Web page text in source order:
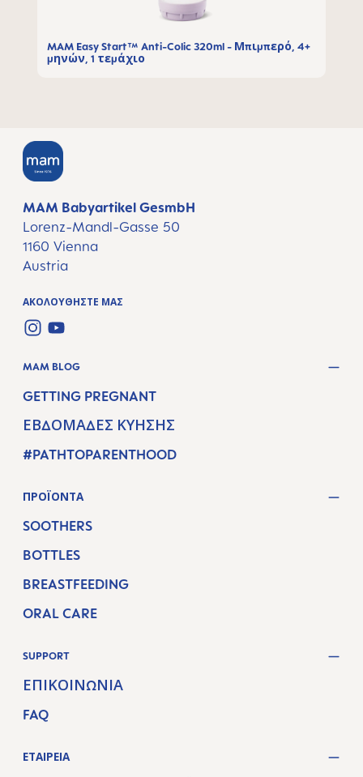
MAM Easy Start™ Anti-Colic 320ml - Μπιμπερό, 4+
μηνών, 1 τεμάχιο
MAM Babyartikel GesmbH
Lorenz-Mandl-Gasse 50
1160 Vienna
Austria
ΑΚΟΛΟΥΘΉΣΤΕ ΜΑΣ
INSTAGRAM
YOUTUBE
MAM BLOG
GETTING PREGNANT
ΕΒΔΟΜΆΔΕΣ ΚΎΗΣΗΣ
#PATHTOPARENTHOOD
ΠΡΟΪΌΝΤΑ
SOOTHERS
BOTTLES
BREASTFEEDING
ORAL CARE
SUPPORT
ΕΠΙΚΟΙΝΩΝΊΑ
FAQ
ΕΤΑΙΡΕΊΑ